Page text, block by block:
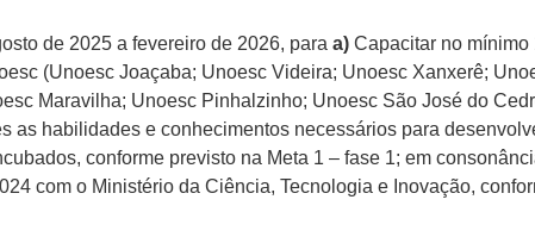
de 2025 a fevereiro de 2026, para a) Capacitar no mínimo
(Unoesc Joaçaba; Unoesc Videira; Unoesc Xanxerê;
Maravilha; Unoesc Pinhalzinho; Unoesc São José do
as habilidades e conhecimentos necessários para
conforme previsto na Meta 1 – fase 1; em
com o Ministério da Ciência, Tecnologia e Inovação,